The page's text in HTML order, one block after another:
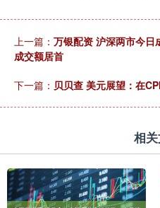
上一篇： 万银配资 沪深两市今日
成交额居首
下一篇： 贝贝查 美元展望：在
相